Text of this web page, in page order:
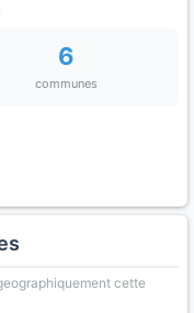
6
communes
cette